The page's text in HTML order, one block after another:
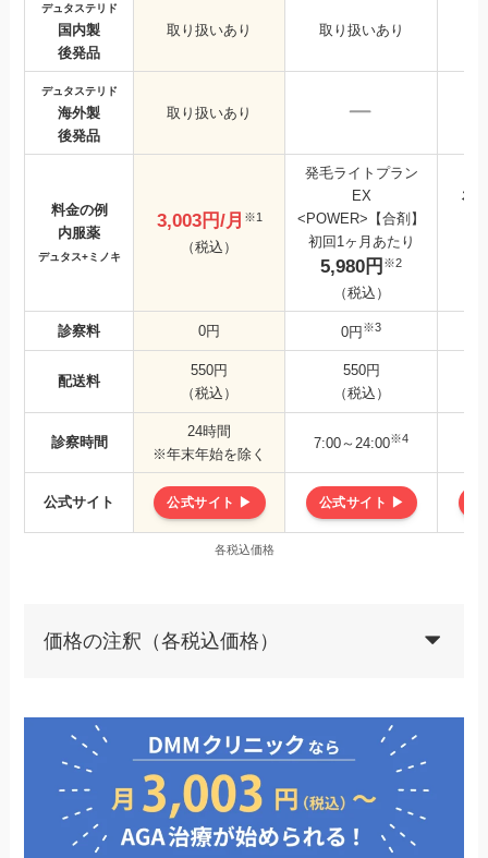
デュタステリド
国内製
後発品
取り扱いあり 取り扱いあり
デュタステリド
海外製
後発品
取り扱いあり
料金の例
内服薬
デュタス+ミノキ
3,003円/月 ※1
（税込）
発毛ライトプラン
EX
<POWER>【合剤】
初回1ヶ月あたり
5,980円 ※2
（税込）
初
診察料 0円 0円 ※3
配送料
550円
（税込）
550円
（税込）
診察時間
24時間
※年末年始を除く
7:00～24:00※4
公式サイト 公式サイト ▶ 公式サイト ▶
各税込価格
価格の注釈（各税込価格）